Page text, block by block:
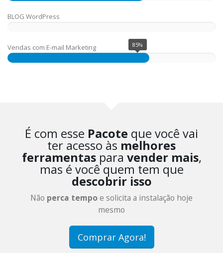
BLOG WordPress
Vendas com E-mail Marketing
É com esse Pacote que você vai
ter acesso às melhores
ferramentaspara vender mais,
mas é você quem tem que
descobrir isso
Não perca tempoe solicita a instalação hoje
mesmo
Comprar Agora!